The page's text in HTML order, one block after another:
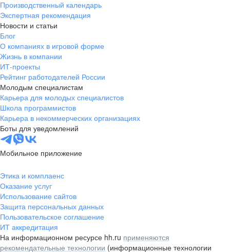
Производственный календарь
Экспертная рекомендация
Новости и статьи
Блог
О компаниях в игровой форме
Жизнь в компании
ИТ-проекты
Рейтинг работодателей России
Молодым специалистам
Карьера для молодых специалистов
Школа программистов
Карьера в некоммерческих организациях
Боты для уведомлений
Мобильное приложение
Этика и комплаенс
Оказание услуг
Использование сайтов
Защита персональных данных
Пользовательское соглашение
ИТ аккредитация
На информационном ресурсе hh.ru применяются
рекомендательные технологии (информационные технологии